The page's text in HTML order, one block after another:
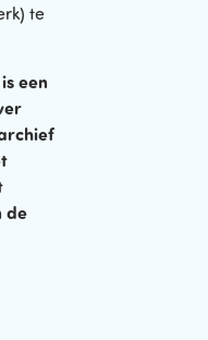
te
een
de